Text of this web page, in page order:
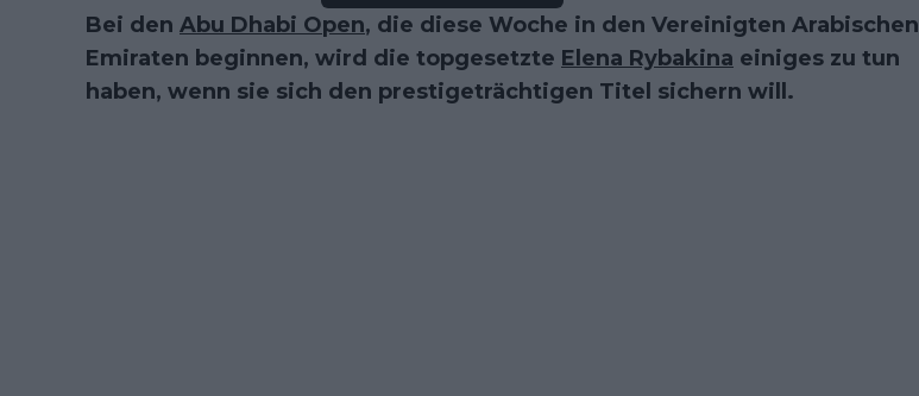
Bei den Abu Dhabi Open, die diese Woche in den Vereinigten Arabischen
Emiraten beginnen, wird die topgesetzte Elena Rybakina einiges zu tun
haben, wenn sie sich den prestigeträchtigen Titel sichern will.